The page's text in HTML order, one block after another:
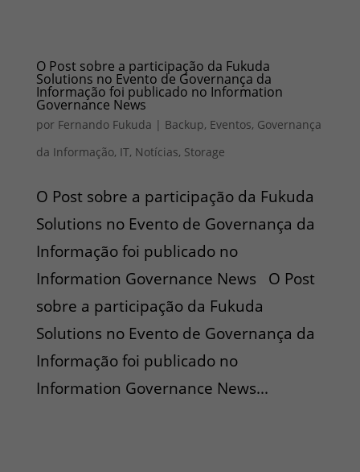
O Post sobre a participação da Fukuda
Solutions no Evento de Governança da
Informação foi publicado no Information
Governance News
por Fernando Fukuda | Backup, Eventos, Governança
da Informação, IT, Notícias, Storage
O Post sobre a participação da Fukuda
Solutions no Evento de Governança da
Informação foi publicado no
Information Governance News O Post
sobre a participação da Fukuda
Solutions no Evento de Governança da
Informação foi publicado no
Information Governance News...